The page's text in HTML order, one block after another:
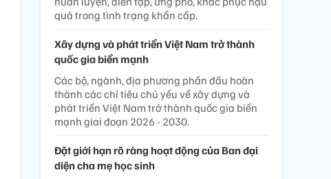
quả trong tình trạng khẩn cấp.
Xây dựng và phát triển Việt Nam trở thành
quốc gia biển mạnh
Các bộ, ngành, địa phương phấn đấu hoàn
thành các chỉ tiêu chủ yếu về xây dựng và
phát triển Việt Nam trở thành quốc gia biển
mạnh giai đoạn 2026 - 2030.
Đặt giới hạn rõ ràng hoạt động của Ban đại
diện cha mẹ học sinh